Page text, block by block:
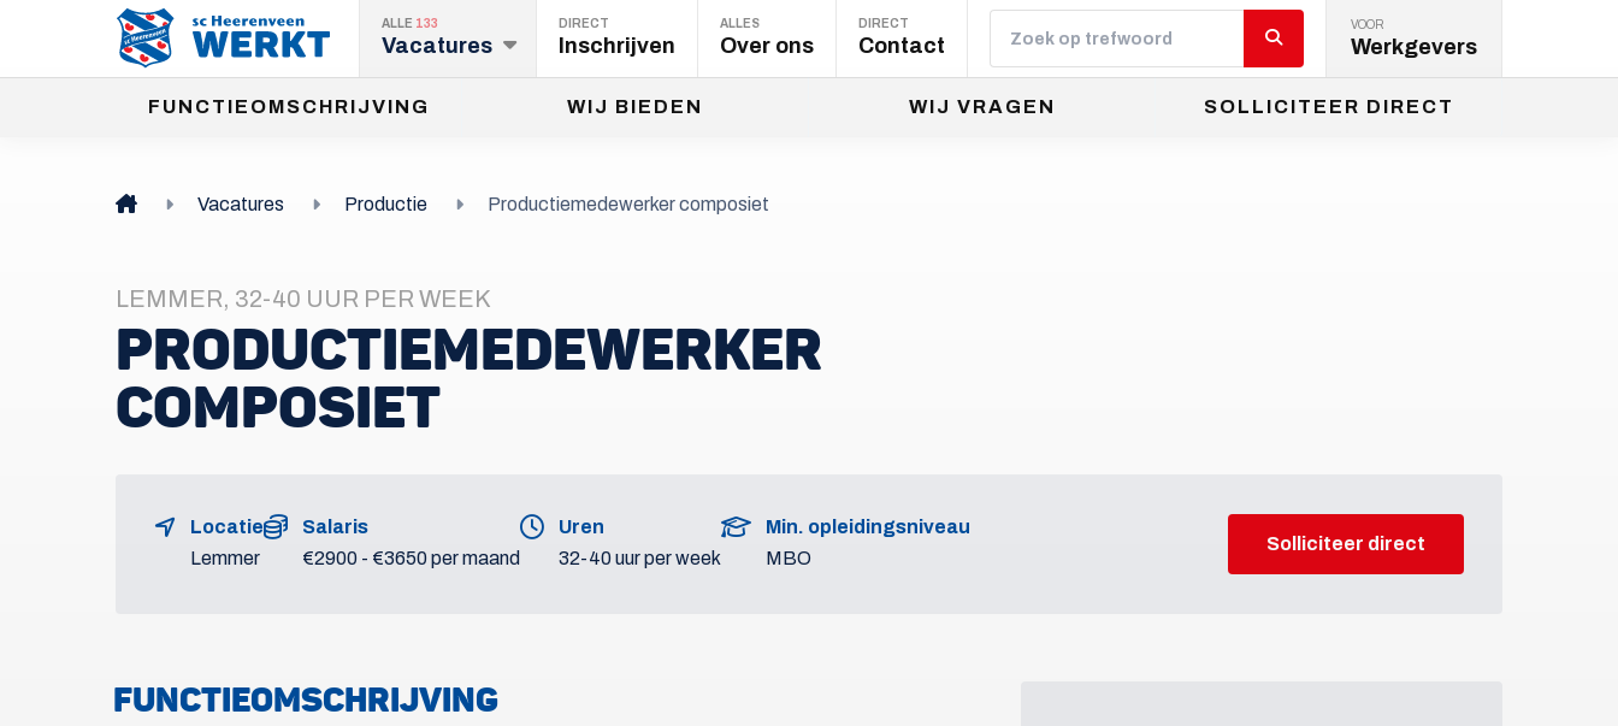
ALLE 133
Vacatures
DIRECT
Inschrijven
ALLES
Over ons
DIRECT
Contact
VOOR
Werkgevers
FUNCTIEOMSCHRIJVING WIJ BIEDEN WIJ VRAGEN SOLLICITEER DIRECT
Vacatures Productie Productiemedewerker composiet
LEMMER, 32-40 UUR PER WEEK
PRODUCTIEMEDEWERKER
COMPOSIET
Locatie
Lemmer
Salaris
€2900 - €3650 per maand
Uren
32-40 uur per week
Min. opleidingsniveau
MBO
Solliciteer direct
FUNCTIEOMSCHRIJVING